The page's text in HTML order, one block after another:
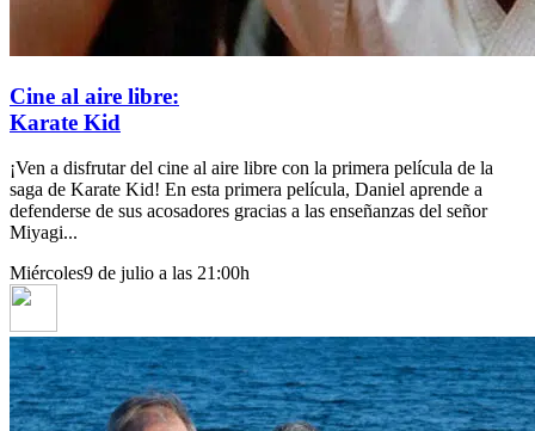
Cine al aire libre:
Karate Kid
¡Ven a disfrutar del cine al aire libre con la primera película de la
saga de Karate Kid! En esta primera película, Daniel aprende a
defenderse de sus acosadores gracias a las enseñanzas del señor
Miyagi...
Miércoles9 de julio a las 21:00h